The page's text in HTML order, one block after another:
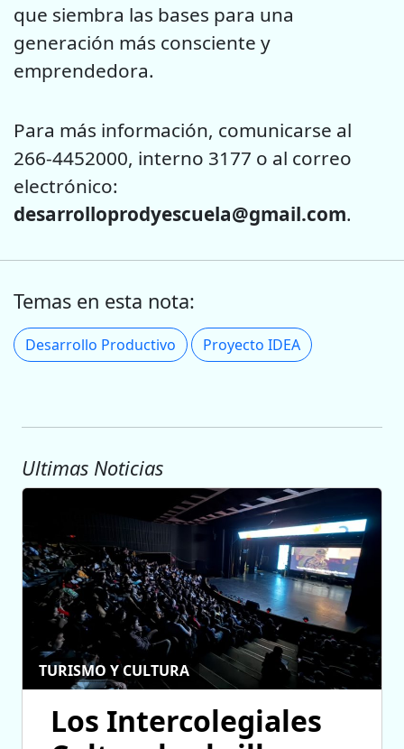
que siembra las bases para una
generación más consciente y
emprendedora.
Para más información, comunicarse al
266-4452000, interno 3177 o al correo
electrónico:
desarrolloprodyescuela@gmail.com.
Temas en esta nota:
Desarrollo Productivo Proyecto IDEA
Ultimas Noticias
TURISMO Y CULTURA
Los Intercolegiales